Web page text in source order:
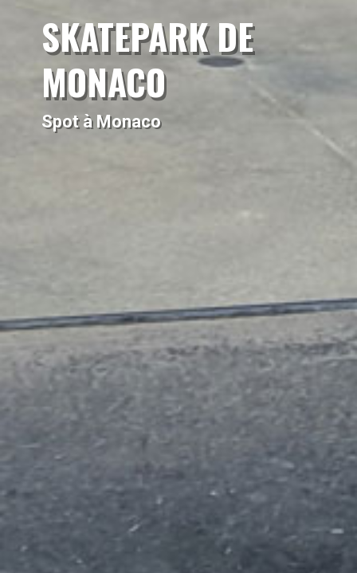
SKATEPARK DE
MONACO
Spot à Monaco